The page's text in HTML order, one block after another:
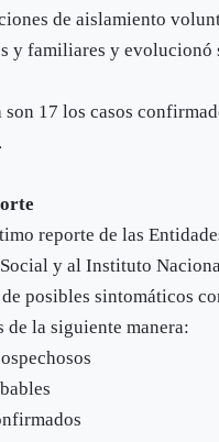
de aislamiento
y familiares y evolucionó
son 17 los casos
reporte de las
y al Instituto
posibles sintomáticos
de la siguiente manera: